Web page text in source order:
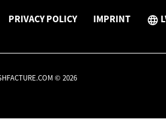
PRIVACY POLICY IMPRINT
© 2026